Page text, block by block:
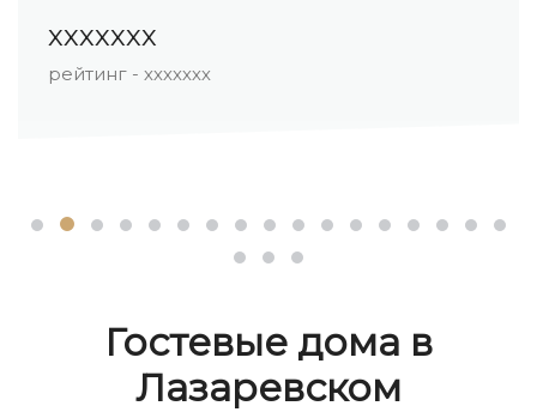
ххххххх
рейтинг - ххххххх
Гостевые дома в
Лазаревском